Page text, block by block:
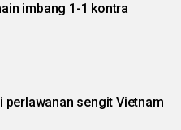
imbang 1-1 kontra
perlawanan sengit Vietnam